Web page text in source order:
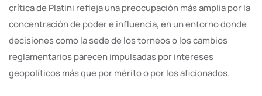
crítica de Platini refleja una preocupación más amplia por la
concentración de poder e influencia, en un entorno donde
decisiones como la sede de los torneos o los cambios
reglamentarios parecen impulsadas por intereses
geopolíticos más que por mérito o por los aficionados.